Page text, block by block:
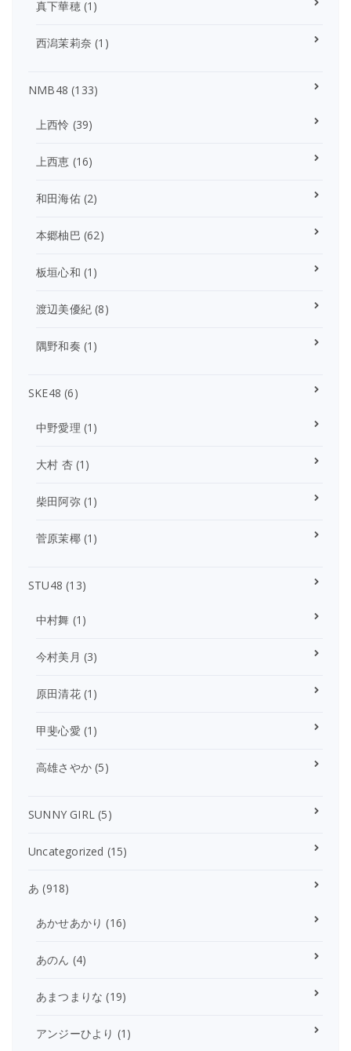
真下華穂(1)
西潟茉莉奈 (1)
NMB48 (133)
上西怜 (39)
上西恵 (16)
和田海佑(2)
本郷柚巴 (62)
板垣心和 (1)
渡辺美優紀 (8)
隅野和奏 (1)
SKE48 (6)
中野愛理 (1)
大村 杏(1)
柴田阿弥(1)
菅原茉椰(1)
STU48 (13)
中村舞 (1)
今村美月 (3)
原田清花(1)
甲斐心愛 (1)
高雄さやか (5)
SUNNY GIRL (5)
Uncategorized (15)
あ (918)
あかせあかり (16)
あのん (4)
あまつまりな (19)
アンジーひより (1)